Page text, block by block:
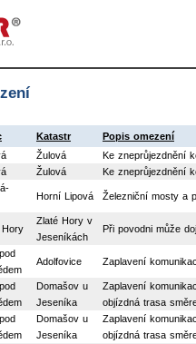
Katastr
Popis omezení
Žulová
Ke zneprůjezdnění
Žulová Ke zneprůjezdnění
Horní Lipová Železniční mosty a
Hory
Zlaté Hory v
Jeseníkách
Při povodni může
Adolfovice Zaplavení
Domašov u
Jeseníka
Zaplavení
objízdná trasa
Domašov u
Jeseníka
Zaplavení
objízdná trasa